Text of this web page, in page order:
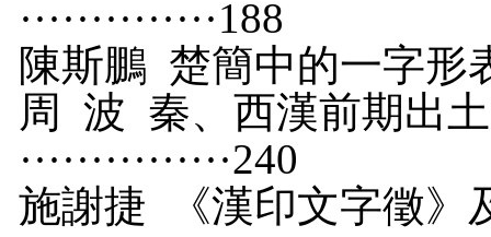
··············188
陳斯鵬 楚簡中的一字形表
周
波 秦、西漢前期出
···············240
施謝捷
《漢印文字徵》